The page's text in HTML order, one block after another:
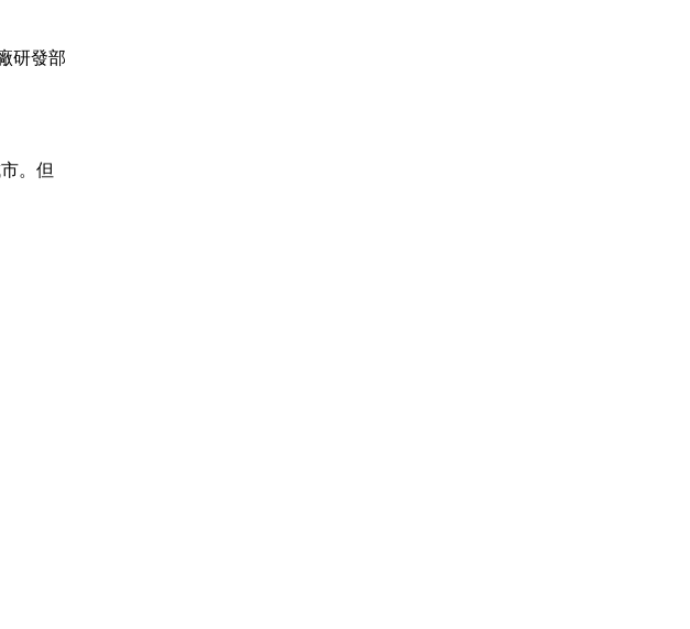
研發部
。但